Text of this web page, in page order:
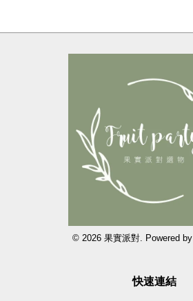
© 2026 果實派對. Powered by
快速連結